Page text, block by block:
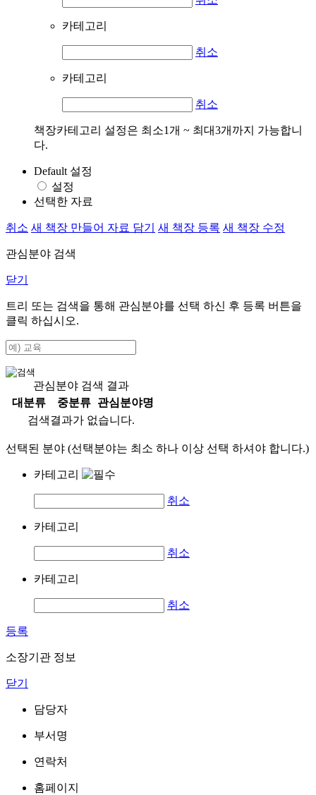
카테고리
취소
카테고리
취소
책장카테고리 설정은 최소1개 ~ 최대3개까지 가능합니
다.
Default 설정
설정
선택한 자료
취소 새 책장 만들어 자료 담기 새 책장 등록 새 책장 수정
관심분야 검색
닫기
트리 또는 검색을 통해 관심분야를 선택 하신 후 등록 버튼을
클릭 하십시오.
관심분야 검색 결과
대분류
중분류
관심분야명
검색결과가 없습니다.
선택된 분야 (선택분야는 최소 하나 이상 선택 하셔야 합니다.)
카테고리
취소
카테고리
취소
카테고리
취소
등록
소장기관 정보
닫기
담당자
부서명
연락처
홈페이지